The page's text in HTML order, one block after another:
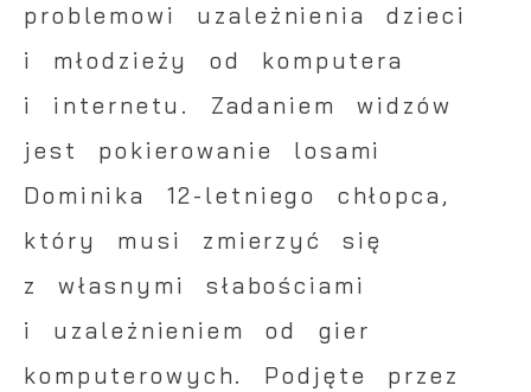
problemowi uzależnienia dzieci
i młodzieży od komputera
i internetu. Zadaniem widzów
jest pokierowanie losami
Dominika 12-letniego chłopca,
który musi zmierzyć się
z własnymi słabościami
i uzależnieniem od gier
komputerowych. Podjęte przez